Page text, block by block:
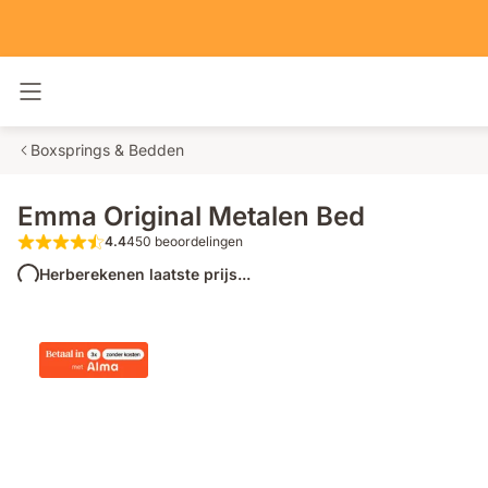
Boxsprings & Bedden
Emma Original Metalen Bed
4.4 van de 5 sterren 450 beoordelingen
4.4450 beoordelingen
Herberekenen laatste prijs...